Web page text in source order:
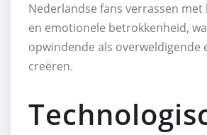
Nederlandse fans verrassen
en emotionele betrokkenheid,
opwindende als overweldigende
creëren.